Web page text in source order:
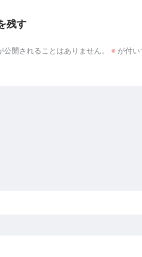
残す
開されることはありません。 ※が付い